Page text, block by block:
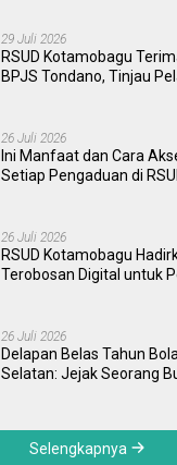
29 Juli 2026
RSUD Kotamobagu
BPJS Tondano, Tinjau
26 Juli 2026
Ini Manfaat dan Cara
Setiap Pengaduan di
26 Juli 2026
RSUD Kotamobagu
Terobosan Digital untuk
26 Juli 2026
Delapan Belas Tahun
Selatan: Jejak Seorang
Selengkapnya